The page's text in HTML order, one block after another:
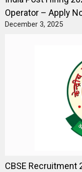
Operator – Apply
December 3, 2025
CBSE Recruitment